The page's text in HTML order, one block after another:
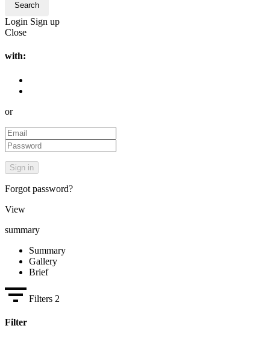
Search
Login Sign up
Close
with:
or
Forgot password?
View
summary
Summary
Gallery
Brief
Filters 2
Filter